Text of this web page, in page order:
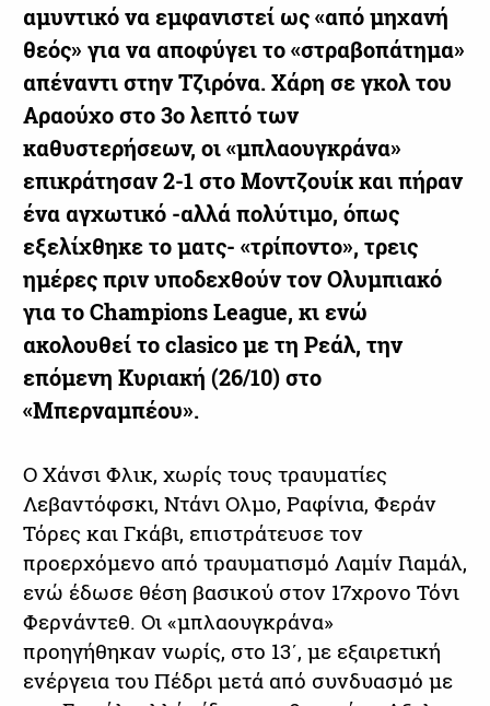
αμυντικό να εμφανιστεί ως «από μηχανή
θεός» για να αποφύγει το «στραβοπάτημα»
απέναντι στην Τζιρόνα. Χάρη σε γκολ του
Αραούχο στο 3ο λεπτό των
καθυστερήσεων, οι «μπλαουγκράνα»
επικράτησαν 2-1 στο Μοντζουίκ και πήραν
ένα αγχωτικό -αλλά πολύτιμο, όπως
εξελίχθηκε το ματς- «τρίποντο», τρεις
ημέρες πριν υποδεχθούν τον Ολυμπιακό
για το Champions League, κι ενώ
ακολουθεί το clasico με τη Ρεάλ, την
επόμενη Κυριακή (26/10) στο
«Μπερναμπέου».
Ο Χάνσι Φλικ, χωρίς τους τραυματίες
Λεβαντόφσκι, Ντάνι Ολμο, Ραφίνια, Φεράν
Τόρες και Γκάβι, επιστράτευσε τον
προερχόμενο από τραυματισμό Λαμίν Γιαμάλ,
ενώ έδωσε θέση βασικού στον 17χρονο Τόνι
Φερνάντεθ. Οι «μπλαουγκράνα»
προηγήθηκαν νωρίς, στο 13΄, με εξαιρετική
ενέργεια του Πέδρι μετά από συνδυασμό με